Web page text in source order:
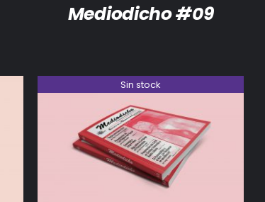
Mediodicho #09
Sin stock
DETALLES